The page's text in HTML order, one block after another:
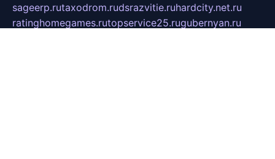
sageerp.rutaxodrom.rudsrazvitie.ruhardcity.net.ru
ratinghomegames.rutopservice25.rugubernyan.ru